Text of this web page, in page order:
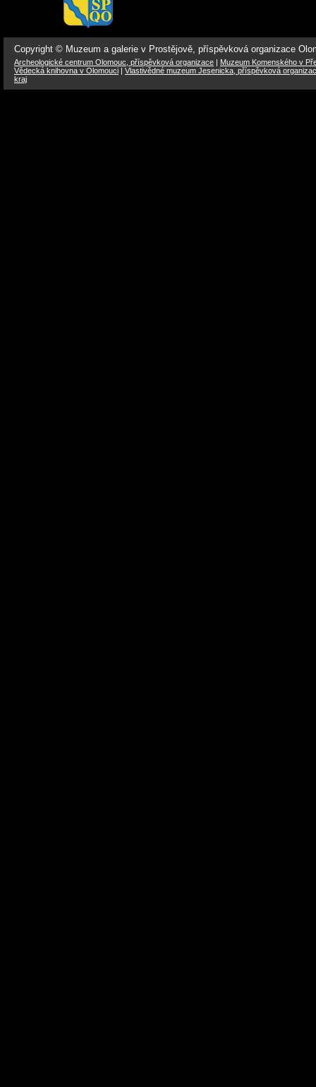
Copyright © Muzeum a galerie v Prostějově, příspěvková organizace
Archeologické centrum Olomouc, příspěvková organizace | Muzeum Komenského v
Vědecká knihovna v Olomouci | Vlastivědné muzeum Jesenicka, příspěvková
kraj